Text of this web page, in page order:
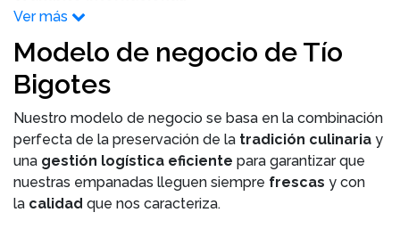
Ver más
Modelo de negocio de Tío
Bigotes
Nuestro modelo de negocio se basa en la combinación
perfecta de la preservación de la tradición culinaria y
una gestión logística eficiente para garantizar que
nuestras empanadas lleguen siempre frescas y con
la calidad que nos caracteriza.